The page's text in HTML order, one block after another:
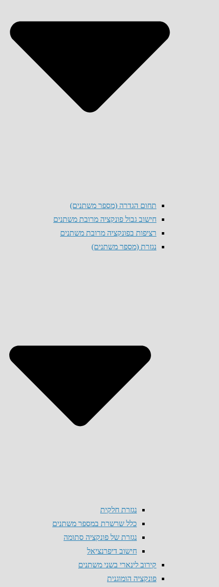
תחום הגדרה (מספר משתנים)
חישוב גבול פונקציה מרובת משתנים
רציפות בפונקציה מרובת משתנים
נגזרת (מספר משתנים)
נגזרת חלקית
כלל שרשרת במספר משתנים
נגזרת של פונקציה סתומה
חישוב דיפרנציאל
קירוב לינארי בשני משתנים
פונקציה הומוגנית